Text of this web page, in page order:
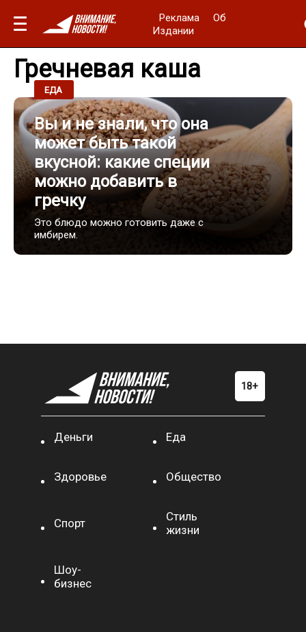
Реклама
Об
Издании
Гречневая каша
ЕДА
Вы и не знали, что она
может быть такой
вкусной: какие специи
можно добавить в
гречку
Это блюдо можно готовить даже с
имбирем.
Деньги Еда
Здоровье Общество
Спорт
Стиль
жизни
Шоу-
бизнес